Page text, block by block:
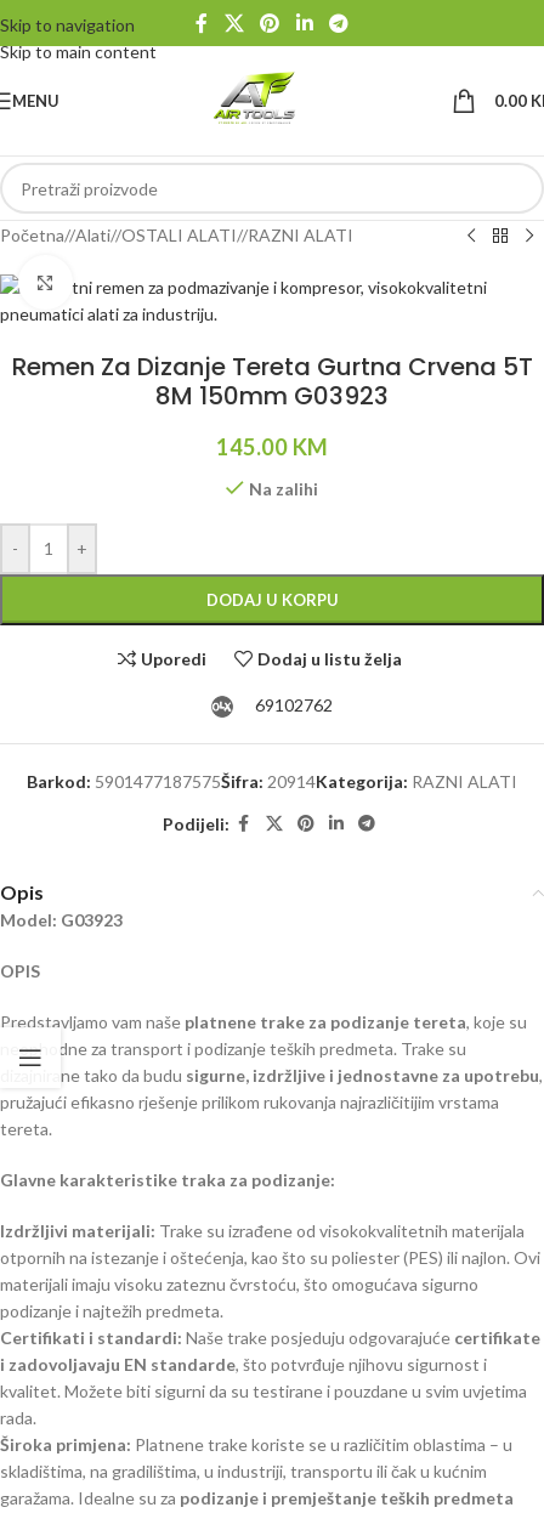
Skip to navigation
Skip to main content
MENU 0.00
Početna/ Alati/ OSTALI ALATI/ RAZNI ALATI
Klikni da uvećaš
Remen Za Dizanje Tereta Gurtna Crvena 5T
8M 150mm G03923
145.00 KM
Na zalihi
- +
DODAJ U KORPU
Uporedi Dodaj u listu želja
69102762
Barkod: 5901477187575Šifra: 20914Kategorija: RAZNI ALATI
Podijeli:
Opis
Model: G03923
OPIS
Predstavljamo vam naše platnene trake za podizanje tereta, koje su
neophodne za transport i podizanje teških predmeta. Trake su
dizajnirane tako da budu sigurne, izdržljive i jednostavne za upotrebu,
pružajući efikasno rješenje prilikom rukovanja najrazličitijim vrstama
tereta.
Glavne karakteristike traka za podizanje:
Izdržljivi materijali: Trake su izrađene od visokokvalitetnih materijala
otpornih na istezanje i oštećenja, kao što su poliester (PES) ili najlon. Ovi
materijali imaju visoku zateznu čvrstoću, što omogućava sigurno
podizanje i najtežih predmeta.
Certifikati i standardi: Naše trake posjeduju odgovarajuće certifikate
i zadovoljavaju EN standarde, što potvrđuje njihovu sigurnost i
kvalitet. Možete biti sigurni da su testirane i pouzdane u svim uvjetima
rada.
Široka primjena: Platnene trake koriste se u različitim oblastima – u
skladištima, na gradilištima, u industriji, transportu ili čak u kućnim
garažama. Idealne su za podizanje i premještanje teških predmeta